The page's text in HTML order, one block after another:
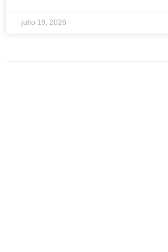
julio 19, 2026